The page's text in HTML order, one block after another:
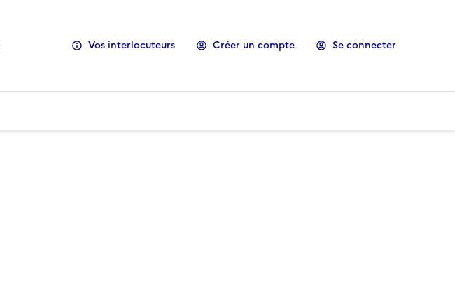
Vos interlocuteurs Créer un compte Se connecter